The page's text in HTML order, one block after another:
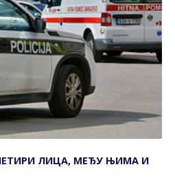
ЛИЦА, МЕЂУ ЊИМА И